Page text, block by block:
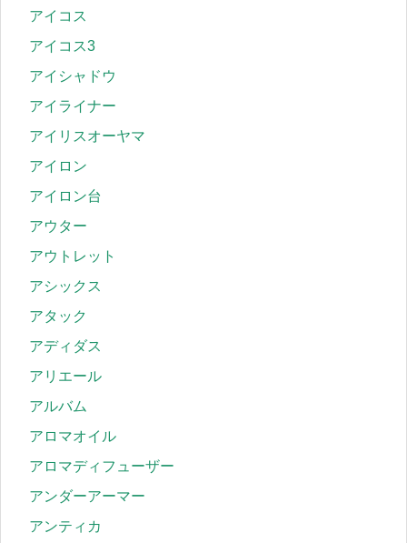
アイコス
アイコス3
アイシャドウ
アイライナー
アイリスオーヤマ
アイロン
アイロン台
アウター
アウトレット
アシックス
アタック
アディダス
アリエール
アルバム
アロマオイル
アロマディフューザー
アンダーアーマー
アンティカ